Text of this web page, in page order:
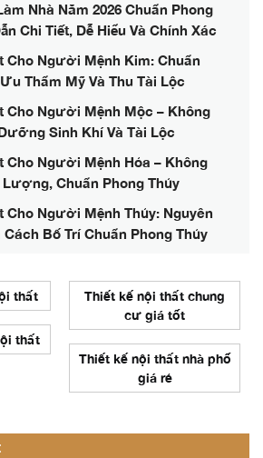
Nhà Năm 2026 Chuẩn Phong
Chi Tiết, Dễ Hiểu Và Chính Xác
Cho Người Mệnh Kim: Chuẩn
Thẩm Mỹ Và Thu Tài Lộc
Cho Người Mệnh Mộc – Không
Sinh Khí Và Tài Lộc
Cho Người Mệnh Hỏa – Không
Chuẩn Phong Thủy
Cho Người Mệnh Thủy: Nguyên
Cách Bố Trí Chuẩn Phong Thủy
thất
thất
Thiết kế nội thất chung
cư giá tốt
Thiết kế nội thất nhà phố
giá rẻ